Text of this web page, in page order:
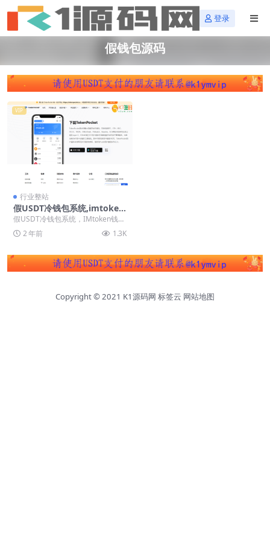
登录
假钱包源码
VIP
行业整站
假USDT冷钱包系统,imtoken
假钱包盗U源码,TP钱包,小狐
狸双端假钱包源码,假钱包盗U
假USDT冷钱包系统，IMtoken钱包
源码，TP钱包，小狐狸双端假钱包
源码，假...
2 年前 1.3K
Copyright © 2021 K1源码网 标签云 网站地图